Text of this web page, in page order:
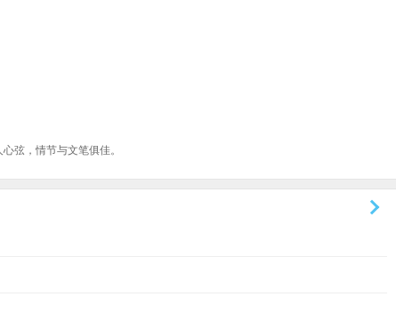
弦，情节与文笔俱佳。